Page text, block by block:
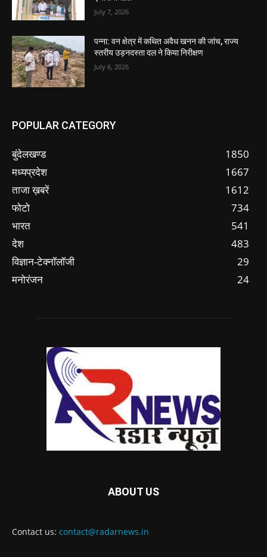
July 7, 2026
पन्ना: वन क्षेत्र में कथित अवैध खनन की जांच, राज्य
स्तरीय उड़नदस्ता दल ने किया निरीक्षण
July 6, 2026
POPULAR CATEGORY
बुंदेलखण्ड
1850
मध्यप्रदेश
1667
ताजा ख़बरें
1612
फोटो
734
भारत
541
देश
483
विज्ञान-टेक्नॉलॉजी
29
मनोरंजन
24
ABOUT US
Contact us: contact@radarnews.in